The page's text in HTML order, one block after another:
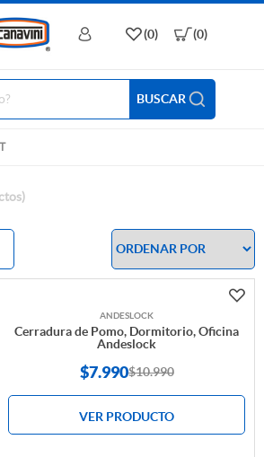
BUSCAR
(0) (0)
ANDESLOCK
Cerradura de Pomo, Dormitorio, Oficina
Andeslock
$7.990$10.990
VER PRODUCTO